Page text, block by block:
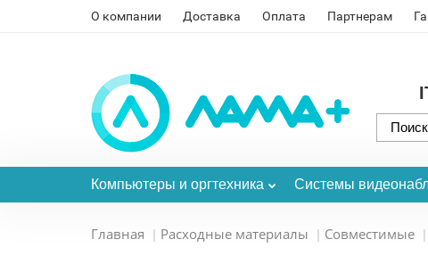
О компании Доставка Оплата Партнерам
Компьютеры и оргтехника Системы
Главная Расходные материалы Совместимые